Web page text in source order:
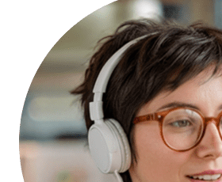
utilisent Qonto au quotidien pour